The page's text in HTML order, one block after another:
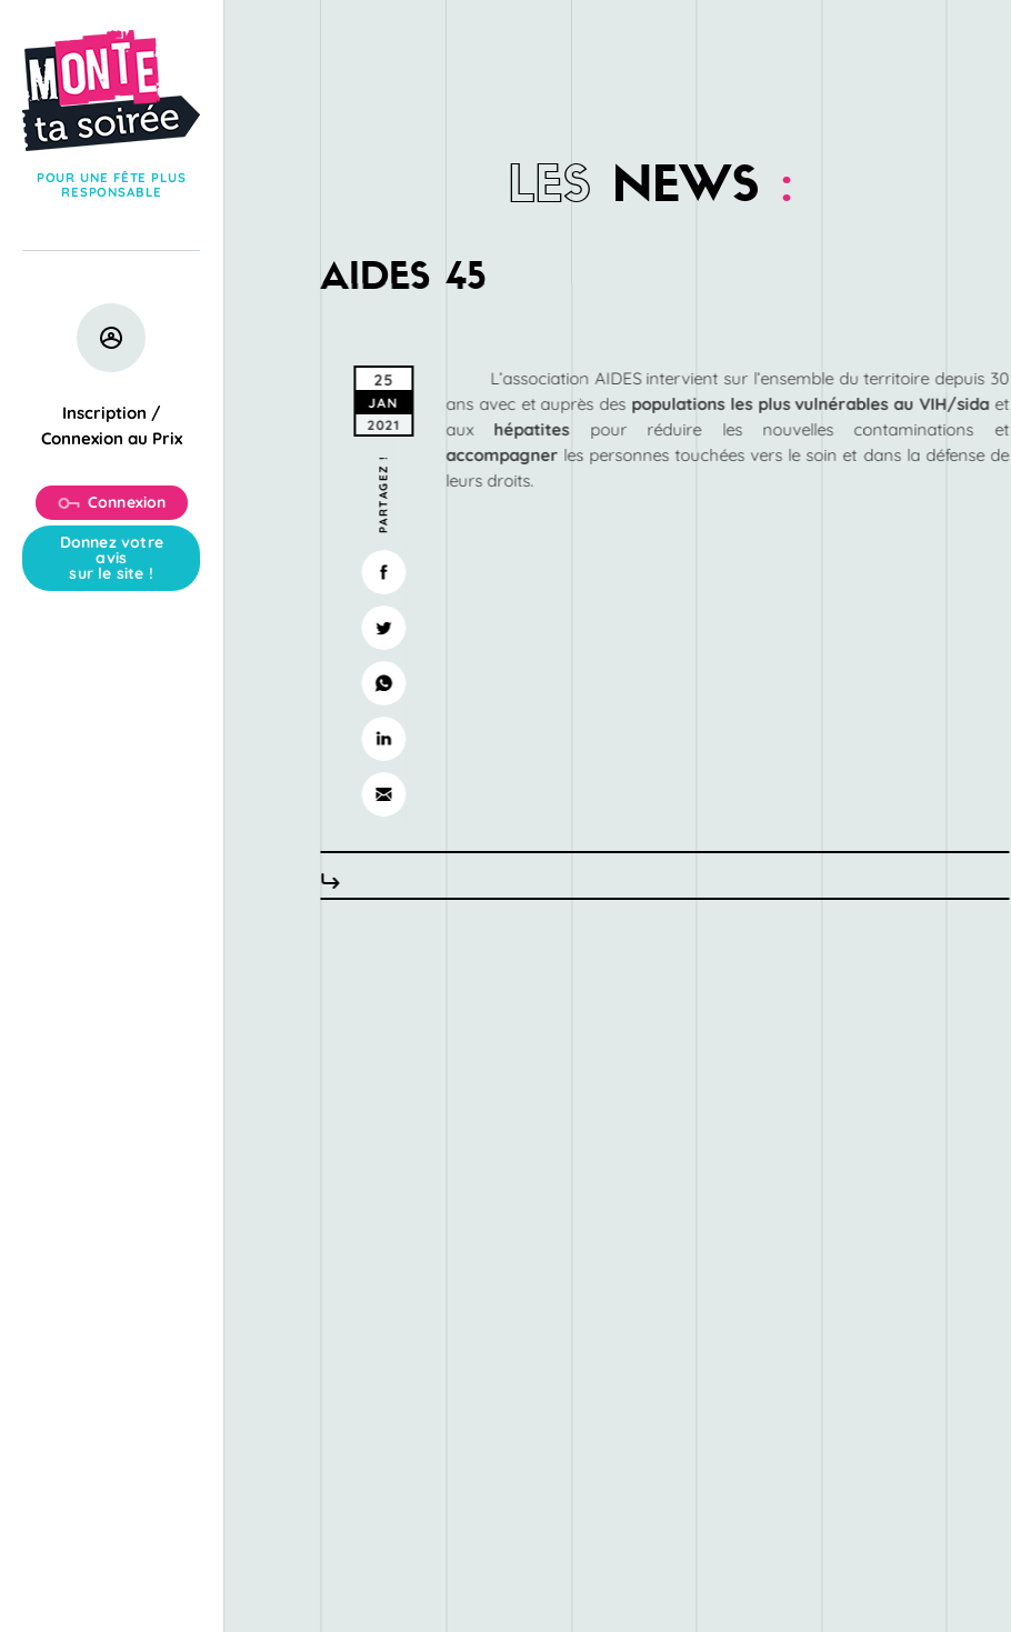
POUR UNE FÊTE PLUS
RESPONSABLE
Inscription /
Connexion au Prix
Connexion
Donnez votre
avis
sur le site !
LES NEWS :
AIDES 45
L’association AIDES intervient sur l’ensemble du territoire depuis 30
ans avec et auprès des populations les plus vulnérables au VIH/sidaet
aux hépatites pour réduire les nouvelles contaminations et
accompagner les personnes touchées vers le soin et dans la défense de
leurs droits.
25
JAN
2021
PARTAGEZ !